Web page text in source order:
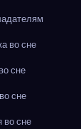
во сне
сне
сне
во сне